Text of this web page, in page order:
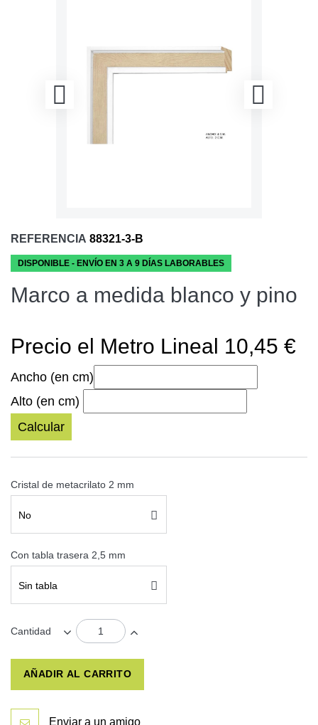
REFERENCIA 88321-3-B
DISPONIBLE - ENVÍO EN 3 A 9 DÍAS LABORABLES
Marco a medida blanco y pino
Precio el Metro Lineal 10,45 €
Ancho (en cm)
Alto (en cm)
Calcular
Cristal de metacrilato 2 mm
No
Con tabla trasera 2,5 mm
Sin tabla
Cantidad
AÑADIR AL CARRITO
Enviar a un amigo